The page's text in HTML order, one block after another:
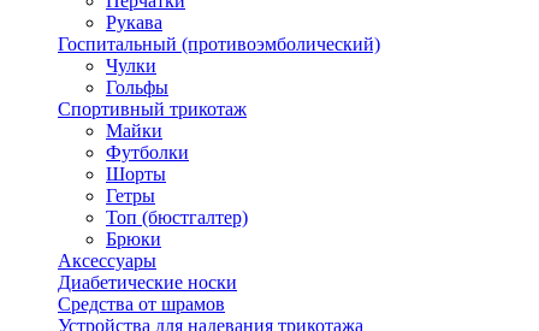
Рукава
Госпитальный (противоэмболический)
Чулки
Гольфы
Спортивный трикотаж
Майки
Футболки
Шорты
Гетры
Топ (бюстгалтер)
Брюки
Аксессуары
Диабетические носки
Средства от шрамов
Устройства для надевания трикотажа